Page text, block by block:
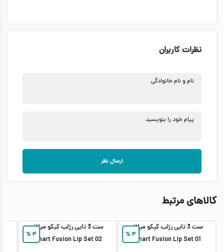
نظرات کاربران
نام و نام خانوادگی
پیام خود را بنویسید
ارسال نظر
کالاهای مرتبط
۴ %
ست 3 تایی رژلب کیکو میلانو
Smart Fusion Lip Set 01
۴ %
ست 3 تایی رژلب کیکو میلانو
Smart Fusion Lip Set 02